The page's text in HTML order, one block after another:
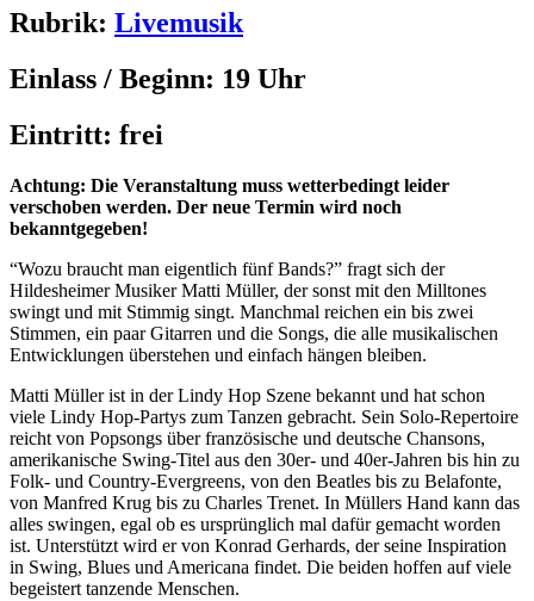
Rubrik: Livemusik
Einlass / Beginn: 19 Uhr
Eintritt: frei
Achtung: Die Veranstaltung muss wetterbedingt leider
verschoben werden. Der neue Termin wird noch
bekanntgegeben!
“Wozu braucht man eigentlich fünf Bands?” fragt sich der
Hildesheimer Musiker Matti Müller, der sonst mit den Milltones
swingt und mit Stimmig singt. Manchmal reichen ein bis zwei
Stimmen, ein paar Gitarren und die Songs, die alle musikalischen
Entwicklungen überstehen und einfach hängen bleiben.
Matti Müller ist in der Lindy Hop Szene bekannt und hat schon
viele Lindy Hop-Partys zum Tanzen gebracht. Sein Solo-Repertoire
reicht von Popsongs über französische und deutsche Chansons,
amerikanische Swing-Titel aus den 30er- und 40er-Jahren bis hin zu
Folk- und Country-Evergreens, von den Beatles bis zu Belafonte,
von Manfred Krug bis zu Charles Trenet. In Müllers Hand kann das
alles swingen, egal ob es ursprünglich mal dafür gemacht worden
ist. Unterstützt wird er von Konrad Gerhards, der seine Inspiration
in Swing, Blues und Americana findet. Die beiden hoffen auf viele
begeistert tanzende Menschen.